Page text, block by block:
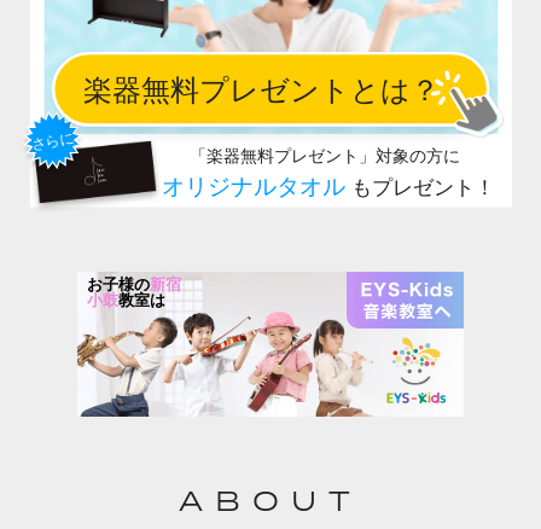
お子様の新宿
小鼓教室は
ABOUT